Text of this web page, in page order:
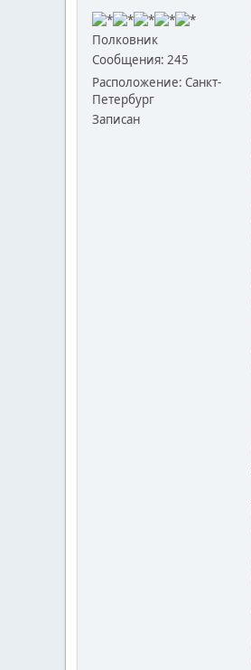
Полковник
Сообщения: 245
Расположение: Санкт-
Петербург
Записан